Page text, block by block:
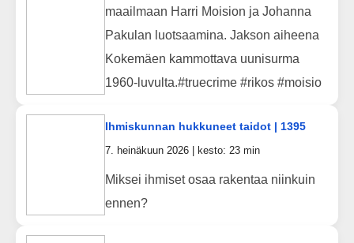
maailmaan Harri Moision ja Johanna
Pakulan luotsaamina. Jakson aiheena
Kokemäen kammottava uunisurma
1960-luvulta.#truecrime #rikos #moisio
Ihmiskunnan hukkuneet taidot | 1395
7. heinäkuun 2026 | kesto: 23 min
Miksei ihmiset osaa rakentaa niinkuin
ennen?